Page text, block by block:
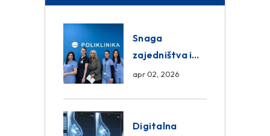
Snaga
zajedništva i
razmjena
Group
apr 02, 2026
Digitalna